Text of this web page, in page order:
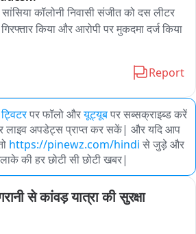
कॉलोनी निवासी संजीत को दस लीटर
किया और आरोपी पर मुकदमा दर्ज किया
Report
ट्विटरपर फॉलो औरयूट्यूबपर सब्सक्राइब्ड करें
लाइव अपडेट्स प्राप्त कर सकें| और यदि आप
https://pinewz.com/hindi से जुड़े और
की हर छोटी सी छोटी खबर|
से कांवड़ यात्रा की सुरक्षा